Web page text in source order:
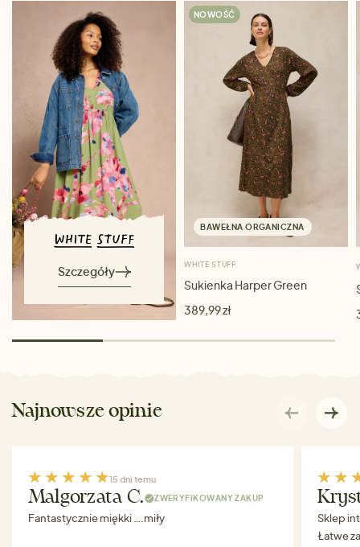
Szczegóły
NOWOŚĆ
BAWEŁNA ORGANICZNA
WHITE STUFF
Sukienka Harper Green
389,99 zł
Najnowsze opinie
15 dni temu
Malgorzata C. ZWERYFIKOWANY ZAKUP
Fantastycznie miękki ….miły
Sklep
Łatwe